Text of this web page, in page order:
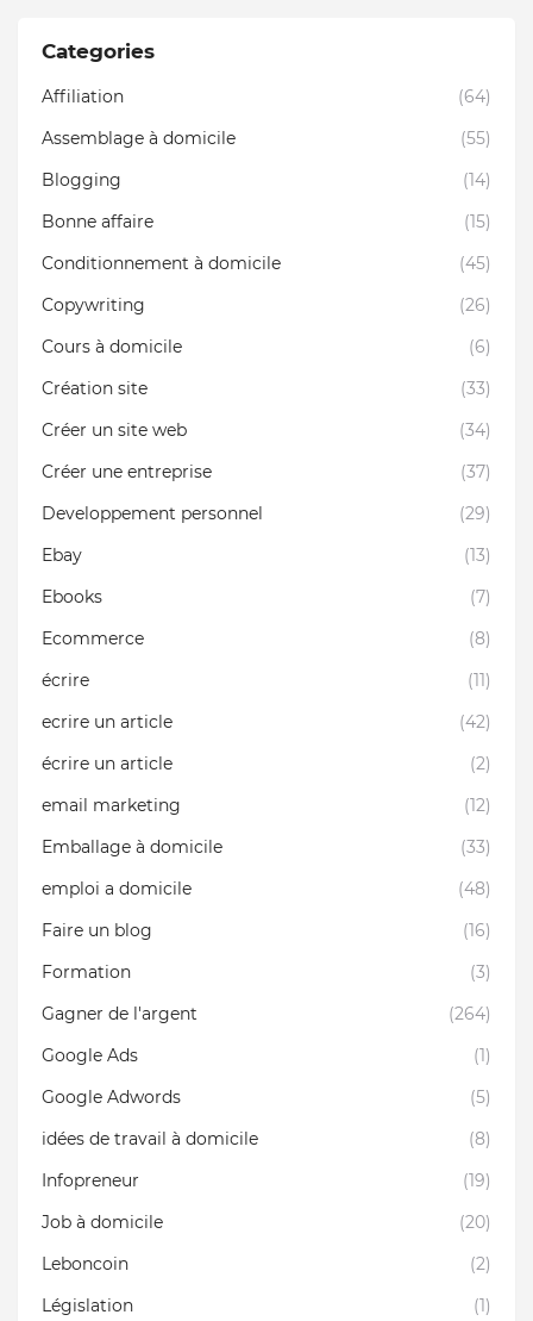
Categories
Affiliation
(64)
Assemblage à domicile
(55)
Blogging
(14)
Bonne affaire
(15)
Conditionnement à domicile
(45)
Copywriting
(26)
Cours à domicile
(6)
Création site
(33)
Créer un site web
(34)
Créer une entreprise
(37)
Developpement personnel
(29)
Ebay
(13)
Ebooks
(7)
Ecommerce
(8)
écrire
(11)
ecrire un article
(42)
écrire un article
(2)
email marketing
(12)
Emballage à domicile
(33)
emploi a domicile
(48)
Faire un blog
(16)
Formation
(3)
Gagner de l'argent
(264)
Google Ads
(1)
Google Adwords
(5)
idées de travail à domicile
(8)
Infopreneur
(19)
Job à domicile
(20)
Leboncoin
(2)
Législation
(1)